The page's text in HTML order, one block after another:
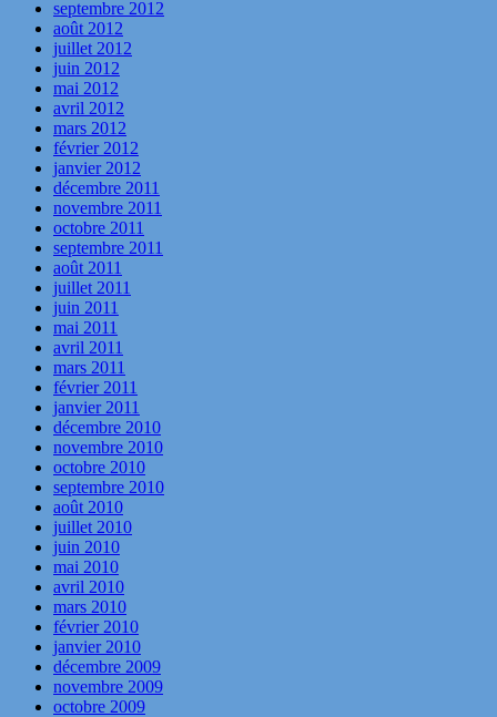
septembre 2012
août 2012
juillet 2012
juin 2012
mai 2012
avril 2012
mars 2012
février 2012
janvier 2012
décembre 2011
novembre 2011
octobre 2011
septembre 2011
août 2011
juillet 2011
juin 2011
mai 2011
avril 2011
mars 2011
février 2011
janvier 2011
décembre 2010
novembre 2010
octobre 2010
septembre 2010
août 2010
juillet 2010
juin 2010
mai 2010
avril 2010
mars 2010
février 2010
janvier 2010
décembre 2009
novembre 2009
octobre 2009